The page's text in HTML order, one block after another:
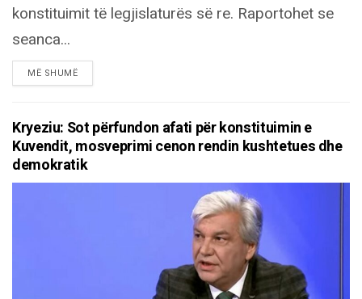
konstituimit të legjislaturës së re. Raportohet se
seanca...
MË SHUMËDETAILS
Kryeziu: Sot përfundon afati për konstituimin e
Kuvendit, mosveprimi cenon rendin kushtetues dhe
demokratik